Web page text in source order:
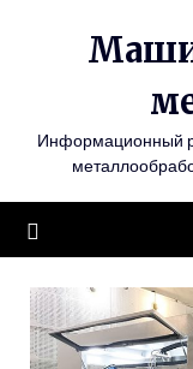
Информационный